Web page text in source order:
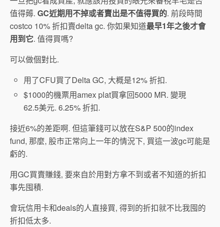
值得薅. GC近期用不掉或者賣出是不值得買的. 前段時間
costco 10% 折扣賣delta gc. 你如果知道最早1年之後才會
用到它. 值得買嗎?
可以做個對比.
用了CFU買了Delta GC, 大概是12% 折扣.
$1000的機票用amex plat買拿回5000 MR. 變現
62.5美元. 6.25% 折扣.
接近6%的差距啊. 但這筆錢可以放在S&P 500的index
fund, 那麼, 股市正常向上一年的情況下, 買這一波gc可能是
虧的.
用GC買賣賺錢, 要來自於用對方拿不到或者不知道的折扣
事先囤積.
會玩信用卡和deals的人直接買, 得到的折扣就不比我囤的
折扣低太多.